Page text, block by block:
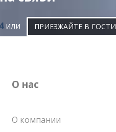
или ПРИЕЗЖАЙТЕ В ГОСТИ
О нас
О компании